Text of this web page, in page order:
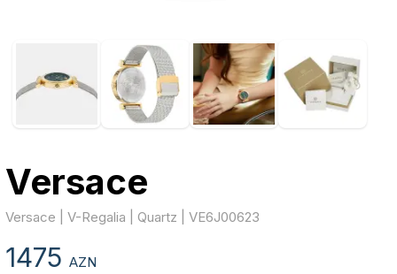
Versace
Versace | V-Regalia | Quartz | VE6J00623
1475AZN